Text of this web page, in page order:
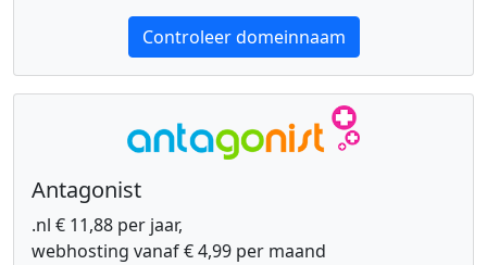
Controleer domeinnaam
Antagonist
.nl € 11,88 per jaar,
webhosting vanaf € 4,99 per maand